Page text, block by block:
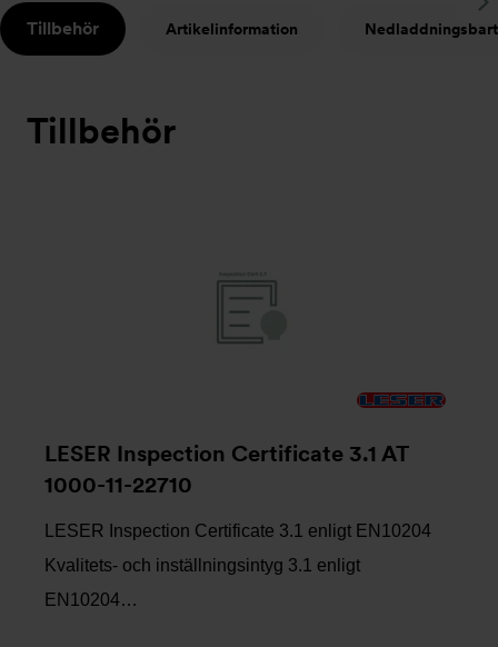
Tillbehör Artikelinformation Nedladdningsbart
Tillbehör
LESER Inspection Certificate 3.1 AT
1000-11-22710
LESER Inspection Certificate 3.1 enligt EN10204
Kvalitets- och inställningsintyg 3.1 enligt
EN10204…